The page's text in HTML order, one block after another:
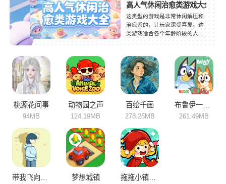
高人气休闲治愈类游戏大全
这类型的游戏是非常休闲解压和
治愈系的，让玩家深受喜爱。这
类游戏适合各个年龄阶段的人，
被治愈的过程中还可以缓解压
力，放松身心，游戏操作简单，
很容易就能够上手，内容丰富，
喜欢的小伙伴们可要来下载试
试！
桃源花间事
94MB
动物园之声
124.19MB
百绘千画
278.25MB 261.49MB
梦想城镇 拖拖小镇穿越忙碌的世界